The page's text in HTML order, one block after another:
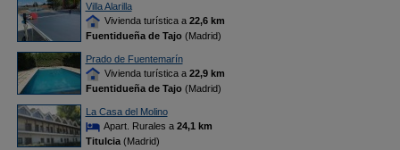
Villa Alarilla
Vivienda turística a 22,6 km
Fuentidueña de Tajo(Madrid)
Prado de Fuentemarín
Vivienda turística a 22,9 km
Fuentidueña de Tajo(Madrid)
La Casa del Molino
Apart. Rurales a 24,1 km
Titulcia(Madrid)